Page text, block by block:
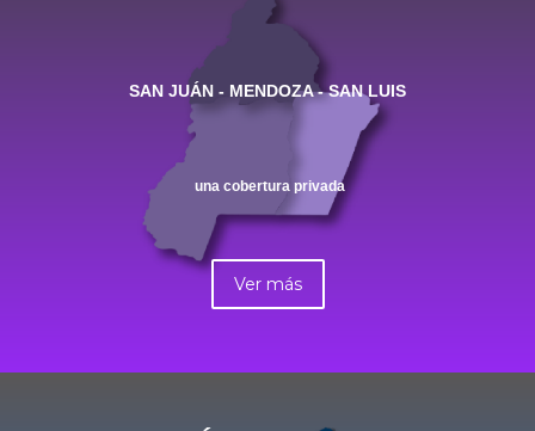
SAN JUÁN - MENDOZA - SAN LUIS
una cobertura privada
Ver más